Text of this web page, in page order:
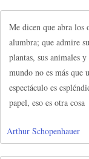
Me dicen que abra los
alumbra; que admire
plantas, sus animales
mundo no es más que
espectáculo es
papel, eso es otra cosa
Arthur Schopenhauer